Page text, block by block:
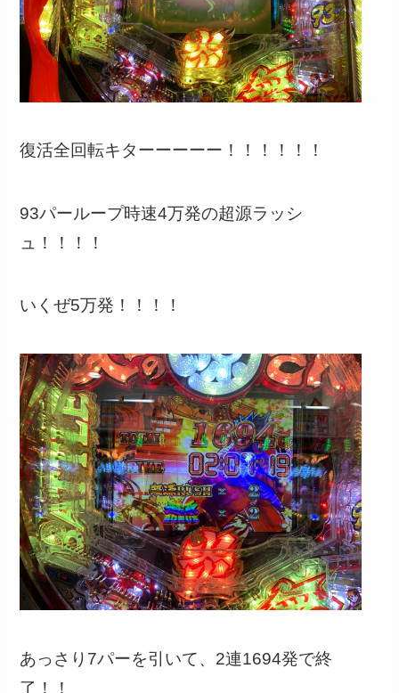
復活全回転キターーーーー！！！！！！
93パーループ時速4万発の超源ラッシ
ュ！！！！
いくぜ5万発！！！！
あっさり7パーを引いて、2連1694発で終
了！！